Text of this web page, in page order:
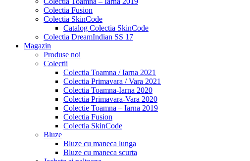
Colectia Fusion
Colectia SkinCode
Catalog Colectia SkinCode
Colectia DreamIndian SS 17
Magazin
Produse noi
Colectii
Colectia Toamna / Iarna 2021
Colectia Primavara / Vara 2021
Colectia Toamna-Iarna 2020
Colectia Primavara-Vara 2020
Colectie Toamna – Iarna 2019
Colectia Fusion
Colectia SkinCode
Bluze
Bluze cu maneca lunga
Bluze cu maneca scurta